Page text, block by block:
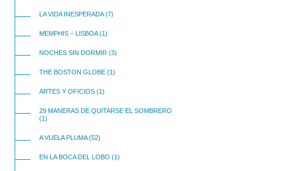
LA VIDA INESPERADA(7)
MEMPHIS – LISBOA(1)
NOCHES SIN DORMIR (3)
THE BOSTON GLOBE (1)
ARTES Y OFICIOS (1)
29 MANERAS DE QUITARSE EL SOMBRERO
(1)
A VUELA PLUMA(52)
EN LA BOCA DEL LOBO (1)